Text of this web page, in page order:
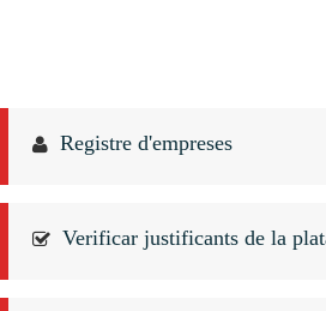
Registre d'empreses
Verificar justificants de la